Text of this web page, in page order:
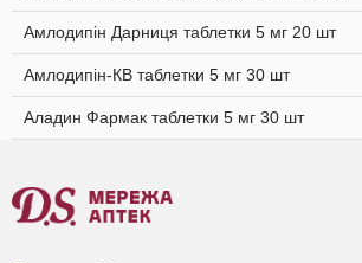
Амлодипін Дарниця таблетки 5 мг 20 шт
Амлодипін-КВ таблетки 5 мг 30 шт
Аладин Фармак таблетки 5 мг 30 шт